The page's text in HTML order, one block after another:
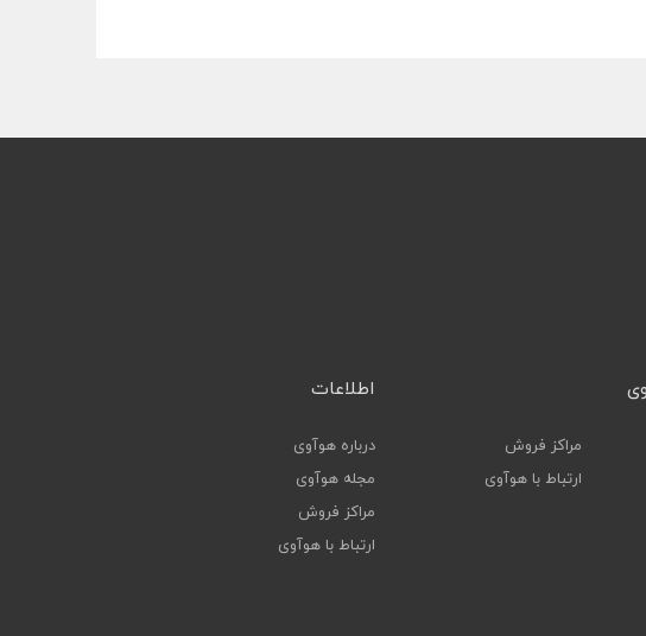
مراکز فروش
ارتباط با هوآوی
اطلاعات
درباره هوآوی
مجله هوآوی
مراکز فروش
ارتباط با هوآوی